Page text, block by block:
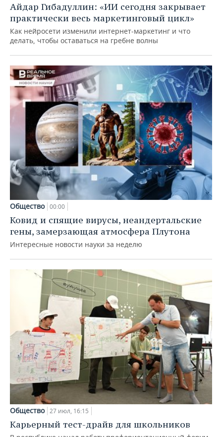
Айдар Гибадуллин: «ИИ сегодня закрывает
практически весь маркетинговый цикл»
Как нейросети изменили интернет-маркетинг и что
делать, чтобы оставаться на гребне волны
Общество 00:00
Ковид и спящие вирусы, неандертальские
гены, замерзающая атмосфера Плутона
Интересные новости науки за неделю
Общество 27 июл, 16:15
Карьерный тест-драйв для школьников